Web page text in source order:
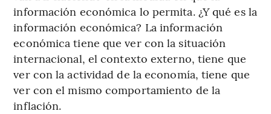
información económica lo permita. ¿Y qué es la
información económica? La información
económica tiene que ver con la situación
internacional, el contexto externo, tiene que
ver con la actividad de la economía, tiene que
ver con el mismo comportamiento de la
inflación.